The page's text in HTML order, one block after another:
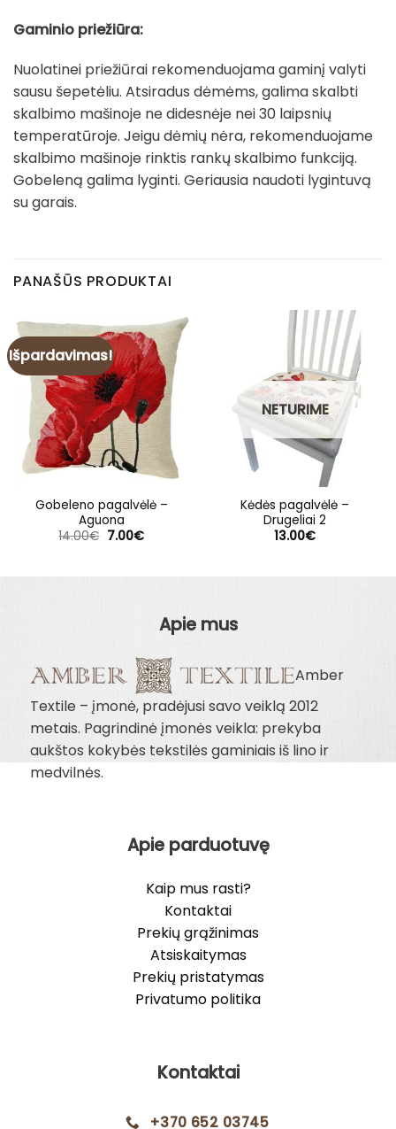
Gaminio priežiūra:
Nuolatinei priežiūrai rekomenduojama gaminį valyti
sausu šepetėliu. Atsiradus dėmėms, galima skalbti
skalbimo mašinoje ne didesnėje nei 30 laipsnių
temperatūroje. Jeigu dėmių nėra, rekomenduojame
skalbimo mašinoje rinktis rankų skalbimo funkciją.
Gobeleną galima lyginti. Geriausia naudoti lygintuvą
su garais.
PANAŠŪS PRODUKTAI
Išpardavimas!
Gobeleno pagalvėlė –
Aguona
14.00€ Original
7.00€Current
NETURIME
Kėdės pagalvėlė –
Drugeliai 2
13.00€
Apie mus
Amber
Textile – įmonė, pradėjusi savo veiklą 2012
metais. Pagrindinė įmonės veikla: prekyba
aukštos kokybės tekstilės gaminiais iš lino ir
medvilnės.
Apie parduotuvę
Kaip mus rasti?
Kontaktai
Prekių grąžinimas
Atsiskaitymas
Prekių pristatymas
Privatumo politika
Kontaktai
+370 652 03745